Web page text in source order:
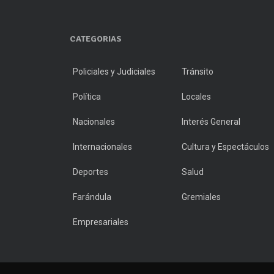
CATEGORIAS
Policiales y Judiciales Tránsito
Política Locales
Nacionales Interés General
Internacionales Cultura y Espectáculos
Deportes Salud
Farándula Gremiales
Empresariales